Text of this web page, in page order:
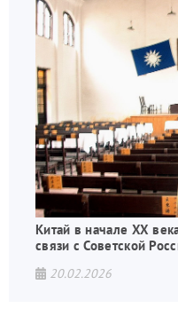
Китай в начале XX
связи с Советской
20.02.2026